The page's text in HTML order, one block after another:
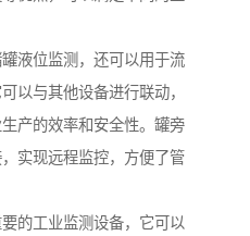
液位监测，还可以用于流
以与其他设备进行联动，
产的效率和安全性。罐旁
实现远程监控，方便了管
的工业监测设备，它可以